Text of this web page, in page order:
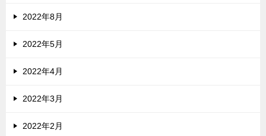
2022年8月
2022年5月
2022年4月
2022年3月
2022年2月